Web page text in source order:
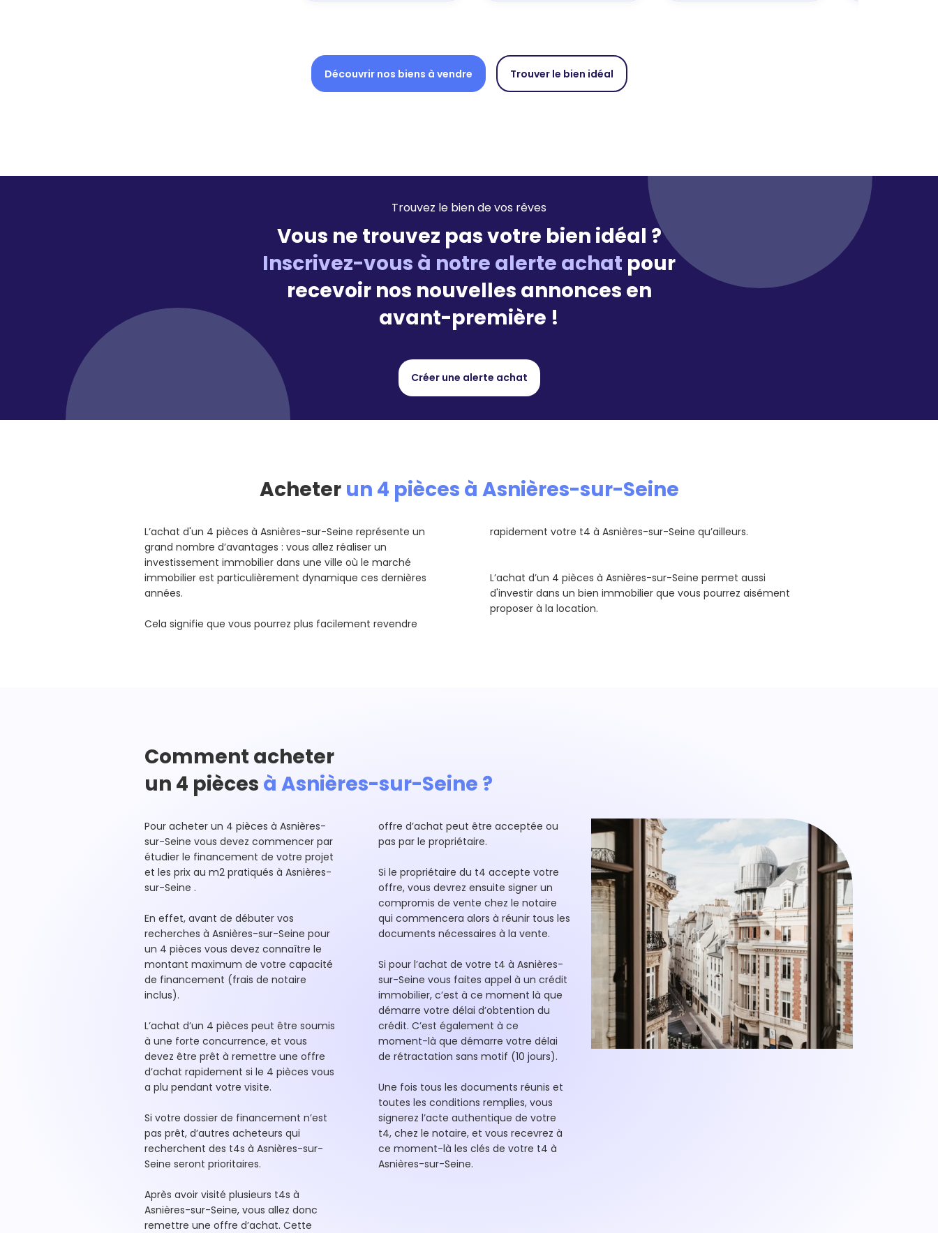
Découvrir nos biens à vendre Trouver le bien idéal
Trouvez le bien de vos rêves
Vous ne trouvez pas votre bien idéal ?
Inscrivez-vous à notre alerte achat pour
recevoir nos nouvelles annonces en
avant-première !
Créer une alerte achat
Acheter un 4 pièces à Asnières-sur-Seine
L’achat d'un 4 pièces à Asnières-sur-Seine représente un
grand nombre d’avantages : vous allez réaliser un
investissement immobilier dans une ville où le marché
immobilier est particulièrement dynamique ces dernières
années.
Cela signifie que vous pourrez plus facilement revendre
rapidement votre t4 à Asnières-sur-Seine qu’ailleurs.
L’achat d’un 4 pièces à Asnières-sur-Seine permet aussi
d'investir dans un bien immobilier que vous pourrez aisément
proposer à la location.
Comment acheter
un 4 pièces à Asnières-sur-Seine ?
Pour acheter un 4 pièces à Asnières-
sur-Seine vous devez commencer par
étudier le financement de votre projet
et les prix au m2 pratiqués à Asnières-
sur-Seine .
En effet, avant de débuter vos
recherches à Asnières-sur-Seine pour
un 4 pièces vous devez connaître le
montant maximum de votre capacité
de financement (frais de notaire
inclus).
L’achat d’un 4 pièces peut être soumis
à une forte concurrence, et vous
devez être prêt à remettre une offre
d’achat rapidement si le 4 pièces vous
a plu pendant votre visite.
Si votre dossier de financement n’est
pas prêt, d’autres acheteurs qui
recherchent des t4s à Asnières-sur-
Seine seront prioritaires.
Après avoir visité plusieurs t4s à
Asnières-sur-Seine, vous allez donc
remettre une offre d’achat. Cette
offre d’achat peut être acceptée ou
pas par le propriétaire.
Si le propriétaire du t4 accepte votre
offre, vous devrez ensuite signer un
compromis de vente chez le notaire
qui commencera alors à réunir tous les
documents nécessaires à la vente.
Si pour l’achat de votre t4 à Asnières-
sur-Seine vous faites appel à un crédit
immobilier, c’est à ce moment là que
démarre votre délai d’obtention du
crédit. C’est également à ce
moment-là que démarre votre délai
de rétractation sans motif (10 jours).
Une fois tous les documents réunis et
toutes les conditions remplies, vous
signerez l’acte authentique de votre
t4, chez le notaire, et vous recevrez à
ce moment-là les clés de votre t4 à
Asnières-sur-Seine.